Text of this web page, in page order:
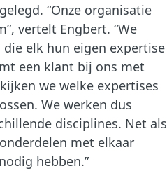
“Onze organisatie
vertelt Engbert. “We
elk hun eigen expertise
een klant bij ons met
we welke expertises
We werken dus
disciplines. Net als
met elkaar
hebben.”